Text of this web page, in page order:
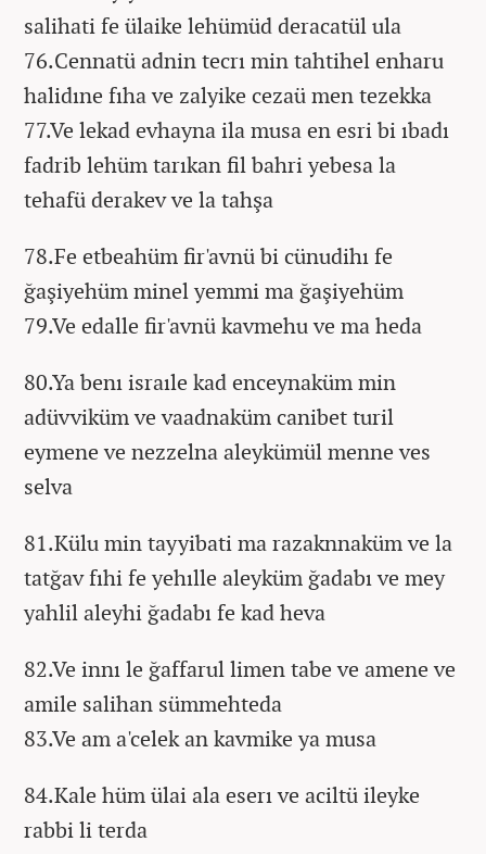
salihati fe ülaike lehümüd deracatül ula
76.Cennatü adnin tecrı min tahtihel enharu
halidıne fıha ve zalyike cezaü men tezekka
77.Ve lekad evhayna ila musa en esri bi ıbadı
fadrib lehüm tarıkan fil bahri yebesa la
tehafü derakev ve la tahşa
78.Fe etbeahüm fir'avnü bi cünudihı fe
ğaşiyehüm minel yemmi ma ğaşiyehüm
79.Ve edalle fir'avnü kavmehu ve ma heda
80.Ya benı israıle kad enceynaküm min
adüvviküm ve vaadnaküm canibet turil
eymene ve nezzelna aleykümül menne ves
selva
81.Külu min tayyibati ma razaknnaküm ve la
tatğav fıhi fe yehılle aleyküm ğadabı ve mey
yahlil aleyhi ğadabı fe kad heva
82.Ve innı le ğaffarul limen tabe ve amene ve
amile salihan sümmehteda
83.Ve am a'celek an kavmike ya musa
84.Kale hüm ülai ala eserı ve aciltü ileyke
rabbi li terda